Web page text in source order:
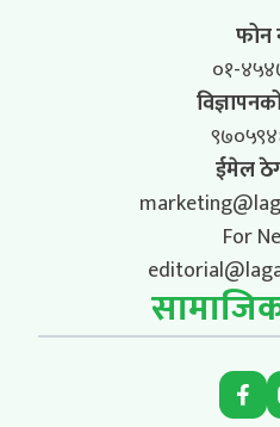
फोन
०१-
ईमेल
For